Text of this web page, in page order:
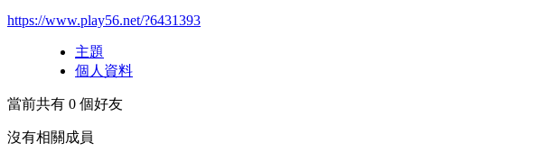
https://www.play56.net/?6431393
主題
個人資料
當前共有 0 個好友
沒有相關成員